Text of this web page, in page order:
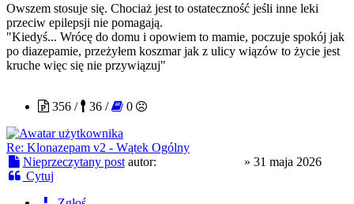
Owszem stosuje się. Chociaż jest to ostateczność jeśli inne leki
przeciw epilepsji nie pomagają.
"Kiedyś... Wrócę do domu i opowiem to mamie, poczuje spokój jak
po diazepamie, przeżyłem koszmar jak z ulicy wiązów to życie jest
kruche więc się nie przywiązuj"
356 /
36 / 0
Re: Klonazepam v2 - Wątek Ogólny
Nieprzeczytany post autor: » 31 maja 2026
Cytuj